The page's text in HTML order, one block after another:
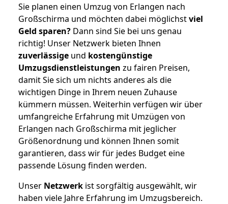
Sie planen einen Umzug von Erlangen nach
Großschirma und möchten dabei möglichstviel
Geld sparen? Dann sind Sie bei uns genau
richtig! Unser Netzwerk bieten Ihnen
zuverlässige und kostengünstige
Umzugsdienstleistungen zu fairen Preisen,
damit Sie sich um nichts anderes als die
wichtigen Dinge in Ihrem neuen Zuhause
kümmern müssen. Weiterhin verfügen wir über
umfangreiche Erfahrung mit Umzügen von
Erlangen nach Großschirma mit jeglicher
Größenordnung und können Ihnen somit
garantieren, dass wir für jedes Budget eine
passende Lösung finden werden.
Unser Netzwerk ist sorgfältig ausgewählt, wir
haben viele Jahre Erfahrung im Umzugsbereich.